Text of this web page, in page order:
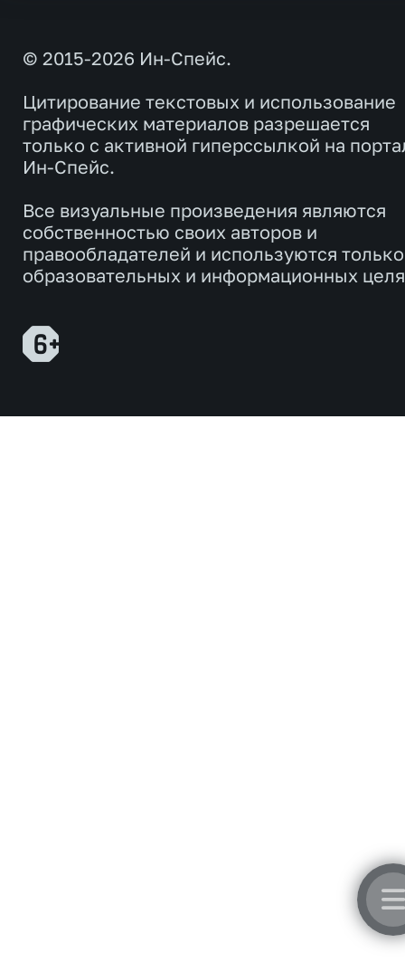
© 2015-2026 Ин-Спейс.
Цитирование текстовых и использование
графических материалов разрешается
только с активной гиперссылкой на
Ин-Спейс.
Все визуальные произведения являются
собственностью своих авторов и
правообладателей и используются
образовательных и информационных